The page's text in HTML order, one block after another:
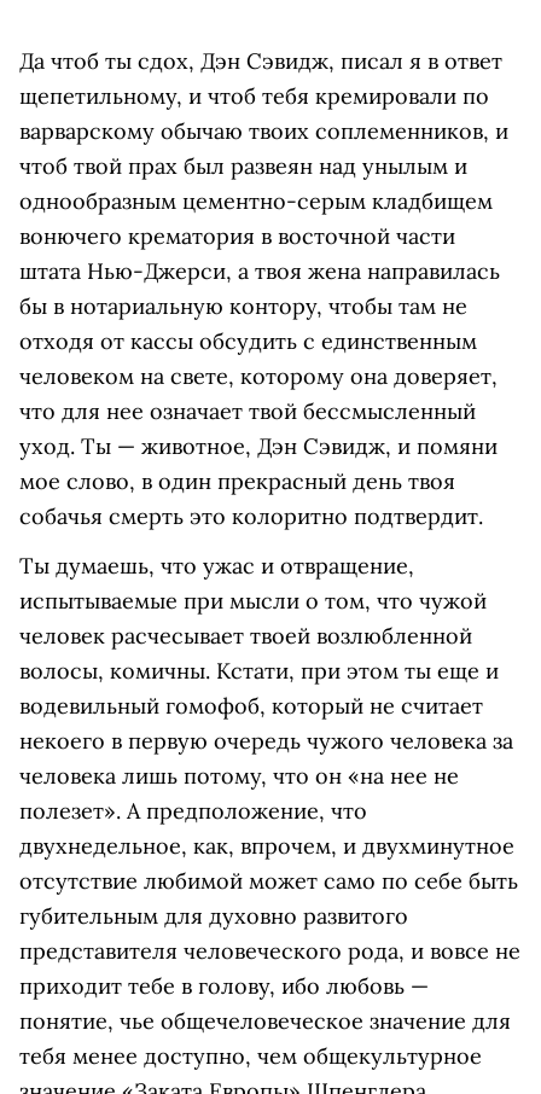
Да чтоб ты сдох, Дэн Сэвидж, писал я в ответ
щепетильному, и чтоб тебя кремировали по
варварскому обычаю твоих соплеменников, и
чтоб твой прах был развеян над унылым и
однообразным цементно-серым кладбищем
вонючего крематория в восточной части
штата Нью-Джерси, а твоя жена направилась
бы в нотариальную контору, чтобы там не
отходя от кассы обсудить с единственным
человеком на свете, которому она доверяет,
что для нее означает твой бессмысленный
уход. Ты — животное, Дэн Сэвидж, и помяни
мое слово, в один прекрасный день твоя
собачья смерть это колоритно подтвердит.
Ты думаешь, что ужас и отвращение,
испытываемые при мысли о том, что чужой
человек расчесывает твоей возлюбленной
волосы, комичны. Кстати, при этом ты еще и
водевильный гомофоб, который не считает
некоего в первую очередь чужого человека за
человека лишь потому, что он «на нее не
полезет». А предположение, что
двухнедельное, как, впрочем, и двухминутное
отсутствие любимой может само по себе быть
губительным для духовно развитого
представителя человеческого рода, и вовсе не
приходит тебе в голову, ибо любовь —
понятие, чье общечеловеческое значение для
тебя менее доступно, чем общекультурное